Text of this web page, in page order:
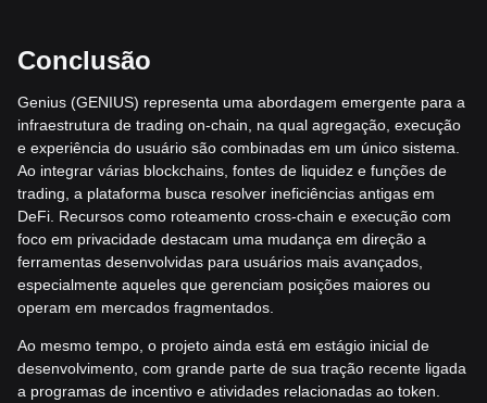
Conclusão
Genius (GENIUS) representa uma abordagem emergente para a
infraestrutura de trading on-chain, na qual agregação, execução
e experiência do usuário são combinadas em um único sistema.
Ao integrar várias blockchains, fontes de liquidez e funções de
trading, a plataforma busca resolver ineficiências antigas em
DeFi. Recursos como roteamento cross-chain e execução com
foco em privacidade destacam uma mudança em direção a
ferramentas desenvolvidas para usuários mais avançados,
especialmente aqueles que gerenciam posições maiores ou
operam em mercados fragmentados.
Ao mesmo tempo, o projeto ainda está em estágio inicial de
desenvolvimento, com grande parte de sua tração recente ligada
a programas de incentivo e atividades relacionadas ao token.